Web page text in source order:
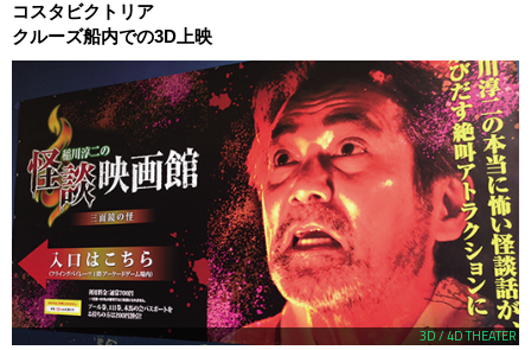
コスタビクトリア
クルーズ船内での3D上映
3D / 4D THEATER